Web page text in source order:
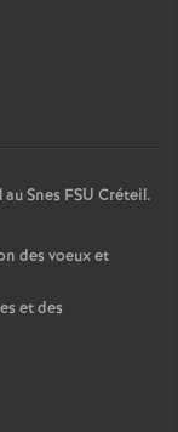
Snes FSU Créteil.
des voeux et
et des